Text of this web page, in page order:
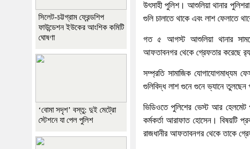
উৎসাহী পুলিশ। আশুলিয়া থানার
গুলি চালাতে থাকে এবং লাশ ফেলাতে
গত ৫ আগস্ট আশুলিয়া থানার
আফতাবনগর থেকে গ্রেফতার করেছে
সম্প্রতি সামাজিক যোগাযোগমাধ্যম
গুলিবিদ্ধ লাশ গুনে গুনে ভ্যানে
ভিডিওতে পুলিশের ভেস্ট আর হেলমেট
কর্মকর্তা আরাফাত হোসেন। বিষয়টি
রাজধানীর আফতাবনগর থেকে তাকে
সিলেট-চট্টগ্রাম ফ্রেন্ডশিপ
ফাউন্ডেশন ইউকের আংশিক কমিটি
ঘোষণা
‘বোমা সদৃশ’ বস্তু: দুই মেট্রো
স্টেশনে যা পেল পুলিশ